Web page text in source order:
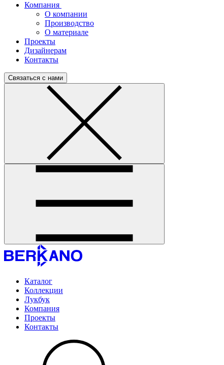
Компания
О компании
Производство
О материале
Проекты
Дизайнерам
Контакты
Связаться с нами
Каталог
Коллекции
Лукбук
Компания
Проекты
Контакты